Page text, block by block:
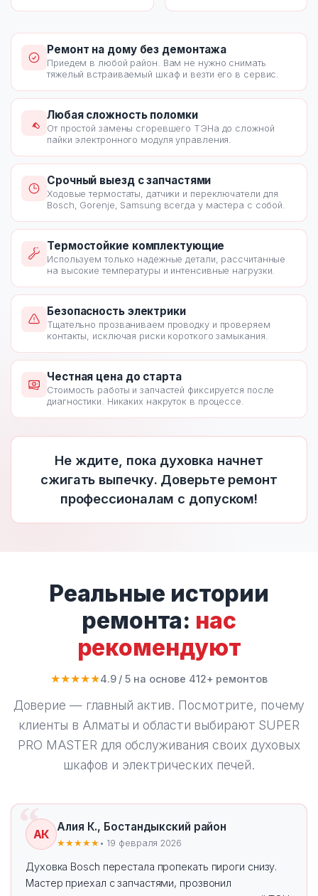
Ремонт на дому без демонтажа
Приедем в любой район. Вам не нужно снимать
тяжелый встраиваемый шкаф и везти его в сервис.
Любая сложность поломки
От простой замены сгоревшего ТЭНа до сложной
пайки электронного модуля управления.
Срочный выезд с запчастями
Ходовые термостаты, датчики и переключатели для
Bosch, Gorenje, Samsung всегда у мастера с собой.
Термостойкие комплектующие
Используем только надежные детали, рассчитанные
на высокие температуры и интенсивные нагрузки.
Безопасность электрики
Тщательно прозваниваем проводку и проверяем
контакты, исключая риски короткого замыкания.
Честная цена до старта
Стоимость работы и запчастей фиксируется после
диагностики. Никаких накруток в процессе.
Не ждите, пока духовка начнет
сжигать выпечку. Доверьте ремонт
профессионалам с допуском!
Реальные истории
ремонта: нас
рекомендуют
★★★★★4.9 / 5 на основе 412+ ремонтов
Доверие — главный актив. Посмотрите, почему
клиенты в Алматы и области выбирают SUPER
PRO MASTER для обслуживания своих духовых
шкафов и электрических печей.
АК
Алия К., Бостандыкский район
★★★★★ • 19 февраля 2026
Духовка Bosch перестала пропекать пироги снизу.
Мастер приехал с запчастями, прозвонил